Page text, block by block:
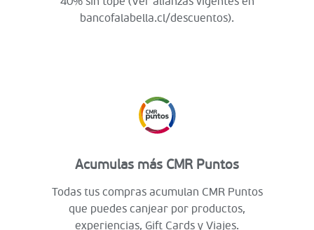
bancofalabella.cl/descuentos).
Acumulas más CMR Puntos
Todas tus compras acumulan CMR Puntos
que puedes canjear por productos,
experiencias, Gift Cards y Viajes.